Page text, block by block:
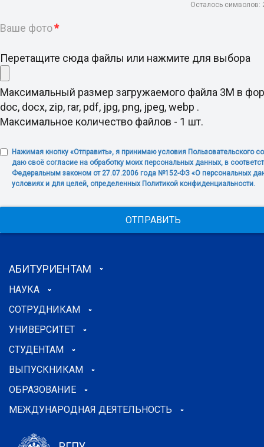
Осталось символов:
Ваше фото*
Перетащите сюда файлы или нажмите для выбора
Максимальный размер загружаемого файла 3M в
doc, docx, zip, rar, pdf, jpg, png, jpeg, webp .
Максимальное количество файлов - 1 шт.
Нажимая кнопку «Отправить», я принимаю условия Пользовательского
даю своё согласие на обработку моих персональных данных, в
Федеральным законом от 27.07.2006 года №152-ФЗ «О персональных
условиях и для целей, определенных Политикой конфиденциальности.
ОТПРАВИТЬ
АБИТУРИЕНТАМ
НАУКА
СОТРУДНИКАМ
УНИВЕРСИТЕТ
СТУДЕНТАМ
ВЫПУСКНИКАМ
ОБРАЗОВАНИЕ
МЕЖДУНАРОДНАЯ ДЕЯТЕЛЬНОСТЬ